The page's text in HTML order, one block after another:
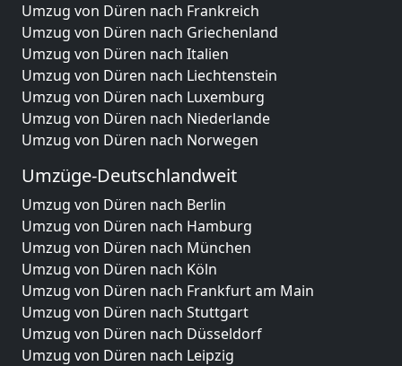
Umzug von Düren nach Frankreich
Umzug von Düren nach Griechenland
Umzug von Düren nach Italien
Umzug von Düren nach Liechtenstein
Umzug von Düren nach Luxemburg
Umzug von Düren nach Niederlande
Umzug von Düren nach Norwegen
Umzüge-Deutschlandweit
Umzug von Düren nach Berlin
Umzug von Düren nach Hamburg
Umzug von Düren nach München
Umzug von Düren nach Köln
Umzug von Düren nach Frankfurt am Main
Umzug von Düren nach Stuttgart
Umzug von Düren nach Düsseldorf
Umzug von Düren nach Leipzig